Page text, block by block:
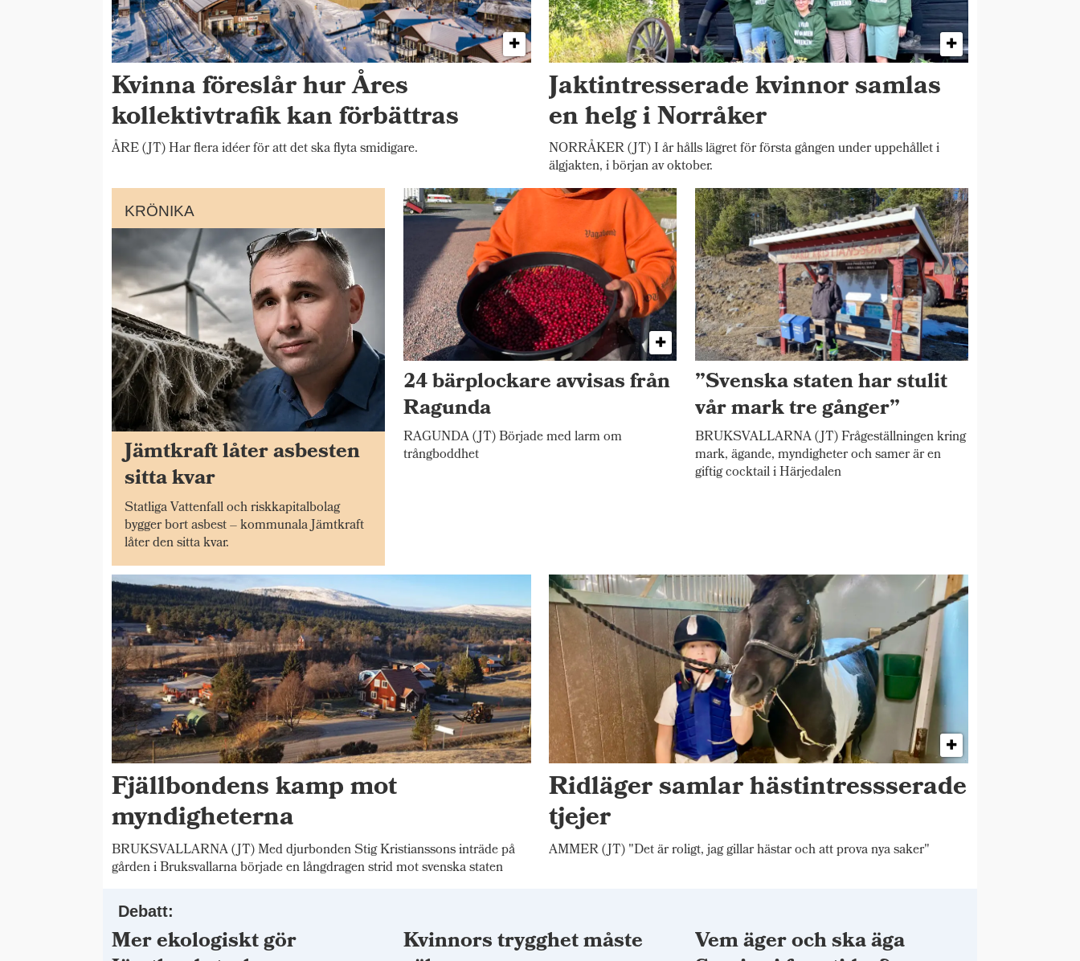
Kvinna föreslår hur Åres
kollektivtrafik kan förbättras
ÅRE (JT) Har flera idéer för att det ska flyta smidigare.
Jaktintresserade kvinnor samlas
en helg i Norråker
NORRÅKER (JT) I år hålls lägret för första gången under uppehållet i
älgjakten, i början av oktober.
KRÖNIKA
Jämtkraft låter asbesten
sitta kvar
Statliga Vattenfall och riskkapitalbolag
bygger bort asbest – kommunala Jämtkraft
låter den sitta kvar.
24 bärplockare avvisas från
Ragunda
RAGUNDA (JT) Började med larm om
trångboddhet
”Svenska staten har stulit
vår mark tre gånger”
BRUKSVALLARNA (JT) Frågeställningen kring
mark, ägande, myndigheter och samer är en
giftig cocktail i Härjedalen
Fjällbondens kamp mot
myndigheterna
BRUKSVALLARNA (JT) Med djurbonden Stig Kristianssons inträde på
gården i Bruksvallarna började en långdragen strid mot svenska staten
Ridläger samlar hästintressserade
tjejer
AMMER (JT) "Det är roligt, jag gillar hästar och att prova nya saker"
Debatt:
Mer ekologiskt gör Kvinnors trygghet måste Vem äger och ska äga